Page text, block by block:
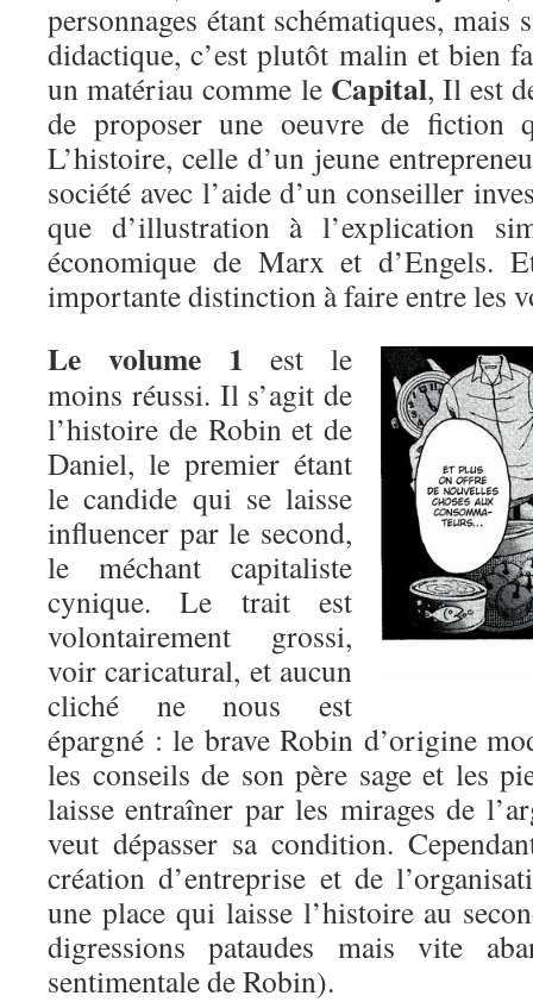
personnages étant schématiques, mais
didactique, c’est plutôt malin et bien
un matériau comme le Capital, Il est
de proposer une oeuvre de fiction
L’histoire, celle d’un jeune
société avec l’aide d’un conseiller
que d’illustration à l’explication
économique de Marx et
importante distinction à faire entre les
Le volume 1 est le
moins réussi. Il s’agit de
l’histoire de Robin et de
Daniel, le premier étant
le candide qui se laisse
influencer par le second,
le méchant capitaliste
cynique. Le trait est
volontairement grossi,
voir caricatural, et aucun
cliché ne nous est
épargné : le brave Robin d’origine
les conseils de son père sage et les
laisse entraîner par les mirages de
veut dépasser sa condition.
création d’entreprise et de
une place qui laisse l’histoire au
digressions pataudes mais vite
sentimentale de Robin).